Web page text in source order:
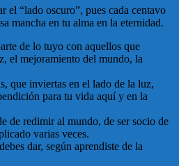
el “lado oscuro”, pues cada centavo
mancha en tu alma en la eternidad.
de lo tuyo con aquellos que
el mejoramiento del mundo, la
que inviertas en el lado de la luz,
para tu vida aquí y en la
de redimir al mundo, de ser socio de
varias veces.
dar, según aprendiste de la